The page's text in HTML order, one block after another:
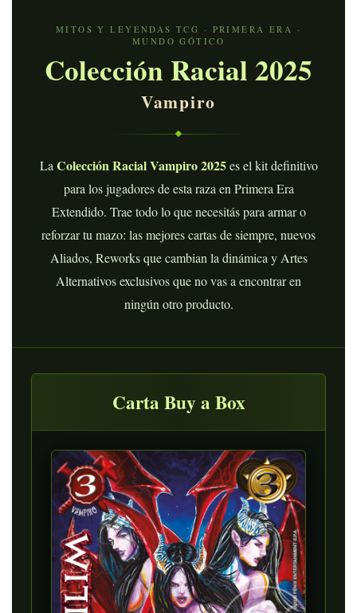
MITOS Y LEYENDAS TCG · PRIMERA ERA ·
MUNDO GÓTICO
Colección Racial 2025
Vampiro
LaColección Racial Vampiro 2025es el kit definitivo
para los jugadores de esta raza en Primera Era
Extendido. Trae todo lo que necesitás para armar o
reforzar tu mazo: las mejores cartas de siempre, nuevos
Aliados, Reworks que cambian la dinámica y Artes
Alternativos exclusivos que no vas a encontrar en
ningún otro producto.
Carta Buy a Box